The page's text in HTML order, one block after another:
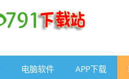
电脑软件 APP下载